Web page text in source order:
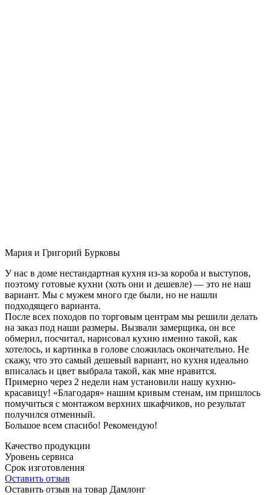
Мария и Григорий Бурковы
У нас в доме нестандартная кухня из-за короба и выступов,
поэтому готовые кухни (хоть они и дешевле) — это не наш
вариант. Мы с мужем много где были, но не нашли
подходящего варианта.
После всех походов по торговым центрам мы решили делать
на заказ под наши размеры. Вызвали замерщика, он все
обмерил, посчитал, нарисовал кухню именно такой, как
хотелось, и картинка в голове сложилась окончательно. Не
скажу, что это самый дешевый вариант, но кухня идеально
вписалась и цвет выбрала такой, как мне нравится.
Примерно через 2 недели нам установили нашу кухню-
красавицу! «Благодаря» нашим кривым стенам, им пришлось
помучиться с монтажом верхних шкафчиков, но результат
получился отменный.
Большое всем спасибо! Рекомендую!
Качество продукции
Уровень сервиса
Срок изготовления
Оставить отзыв
Оставить отзыв на товар Дамлонг